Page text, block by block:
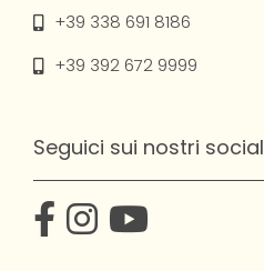
+39 338 691 8186
+39 392 672 9999
Seguici sui nostri social